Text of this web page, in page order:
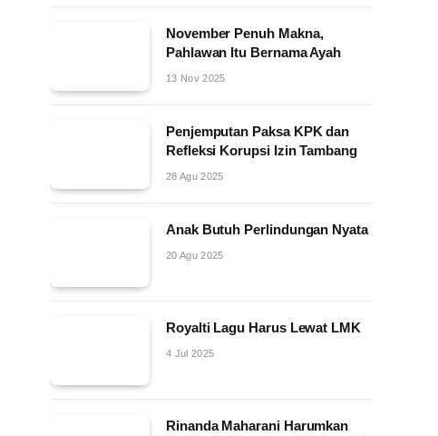
November Penuh Makna,
Pahlawan Itu Bernama Ayah
13 Nov 2025
Penjemputan Paksa KPK dan
Refleksi Korupsi Izin Tambang
28 Agu 2025
Anak Butuh Perlindungan Nyata
20 Agu 2025
Royalti Lagu Harus Lewat LMK
4 Jul 2025
Rinanda Maharani Harumkan